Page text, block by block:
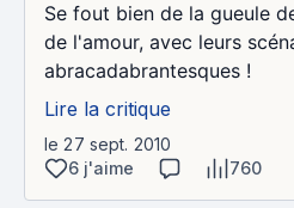
Se fout bien de la gueule
de l'amour, avec leurs
abracadabrantesques !
Lire la critique
le 27 sept. 2010
6 j'aime
760